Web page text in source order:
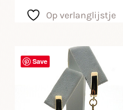
Op verlanglijstje
Save